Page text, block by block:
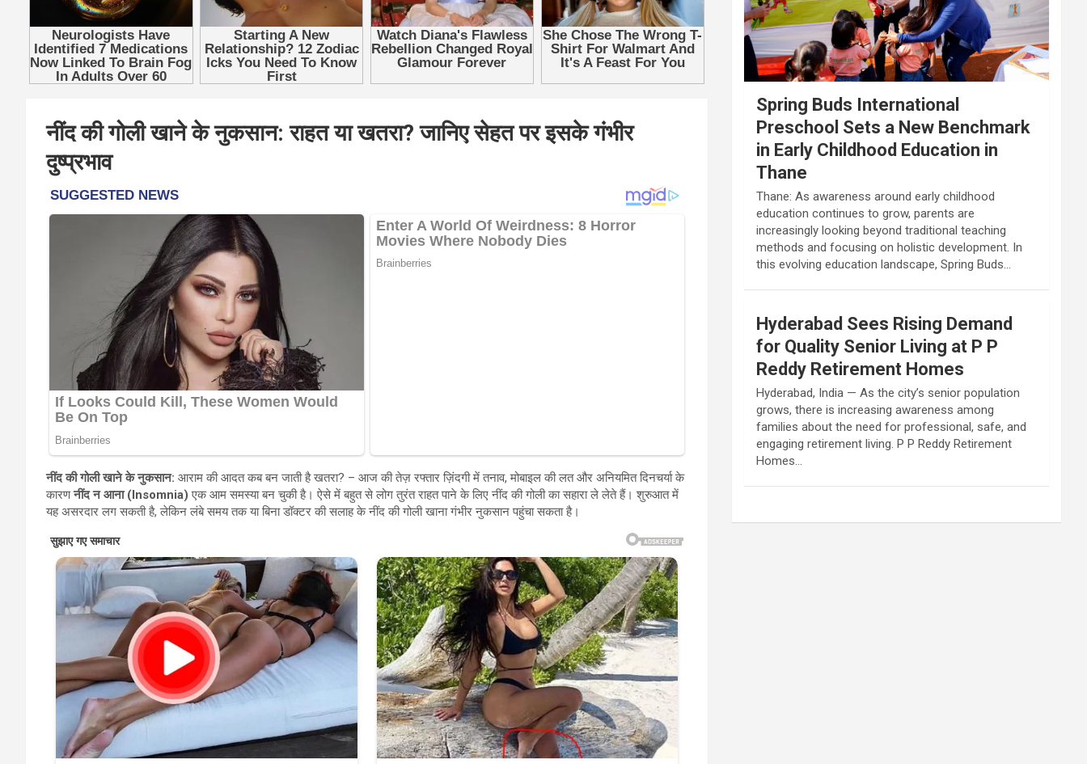
नींद की गोली खाने के नुकसान: राहत या खतरा? जानिए सेहत पर इसके गंभीर
दुष्प्रभाव
नींद की गोली खाने के नुकसान: आराम की आदत कब बन जाती है खतरा? – आज की तेज़ रफ्तार ज़िंदगी में तनाव, मोबाइल की लत और अनियमित दिनचर्या के
कारणनींद न आना (Insomnia) एक आम समस्या बन चुकी है। ऐसे में बहुत से लोग तुरंत राहत पाने के लिए नींद की गोली का सहारा ले लेते हैं। शुरुआत में
यह असरदार लग सकती है, लेकिन लंबे समय तक या बिना डॉक्टर की सलाह के नींद की गोली खाना गंभीर नुकसान पहुंचा सकता है।
Spring Buds International
Preschool Sets a New Benchmark
in Early Childhood Education in
Thane
Thane: As awareness around early childhood
education continues to grow, parents are
increasingly looking beyond traditional teaching
methods and focusing on holistic development. In
this evolving education landscape, Spring Buds…
Hyderabad Sees Rising Demand
for Quality Senior Living at P P
Reddy Retirement Homes
Hyderabad, India — As the city’s senior population
grows, there is increasing awareness among
families about the need for professional, safe, and
engaging retirement living. P P Reddy Retirement
Homes…